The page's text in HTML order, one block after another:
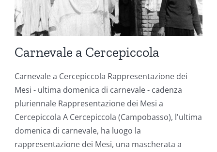
Carnevale a Cercepiccola
Carnevale a Cercepiccola Rappresentazione dei
Mesi - ultima domenica di carnevale - cadenza
pluriennale Rappresentazione dei Mesi a
Cercepiccola A Cercepiccola (Campobasso), l'ultima
domenica di carnevale, ha luogo la
rappresentazione dei Mesi, una mascherata a